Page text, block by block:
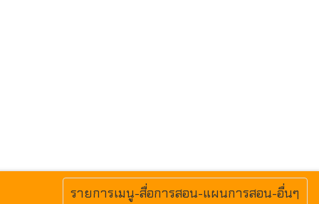
MENU
รายการเมนู-สื่อการสอน-แผนการสอน-อื่นๆ